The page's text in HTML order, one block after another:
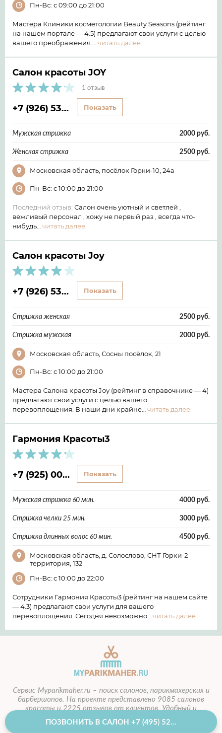
Пн-Вс: с 09:00 до 21:00
Мастера Клиники косметологии Beauty Seasons (рейтинг
на нашем портале — 4.5) предлагают свои услуги с целью
вашего преображения.… читать далее
Салон красоты JOY
1 отзыв
+7 (926) 53... Показать
Мужская стрижка 2000 руб.
Женская стрижка 2500 руб.
Московская область, посёлок Горки-10, 24а
Пн-Вс: с 10:00 до 21:00
Последний отзыв: Салон очень уютный и светлей ,
вежливый персонал , хожу не первый раз , всегда что-
нибудь… читать далее
Салон красоты Joy
+7 (926) 53... Показать
Стрижка женская 2500 руб.
Стрижка мужская 2000 руб.
Московская область, Сосны посёлок, 21
Пн-Вс: с 10:00 до 21:00
Мастера Салона красоты Joy (рейтинг в справочнике — 4)
предлагают свои услуги с целью вашего
перевоплощения. В наши дни крайне… читать далее
Гармония Красоты3
+7 (925) 00... Показать
Мужская стрижка 60 мин. 4000 руб.
Стрижка челки 25 мин. 3000 руб.
Стрижка длинных волос 60 мин. 4500 руб.
Московская область, д. Солослово, СНТ Горки-2
территория, 132
Пн-Вс: с 10:00 до 22:00
Сотрудники Гармония Красоты3 (рейтинг на нашем сайте
— 4.3) предлагают свои услуги для вашего
перевоплощения. Сегодня невозможно… читать далее
ПОЗВОНИТЬ В САЛОН +7 (495) 52...
Сервис Myparikmaher.ru – поиск салонов, парикмахерских и
барбершопов. На проекте представлено 9085 салонов
красоты и 2225 отзывов от клиентов. Удобный и
понятный поиск по метро.